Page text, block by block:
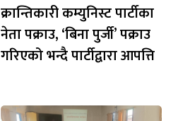
क्रान्तिकारी कम्युनिस्ट पार्टीका
नेता पक्राउ, ‘बिना पुर्जी’ पक्राउ
गरिएको भन्दै पार्टीद्वारा आपत्ति